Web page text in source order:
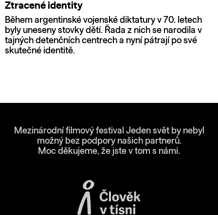
Ztracené identity
Během argentinské vojenské diktatury v 70. letech
byly uneseny stovky dětí. Řada z nich se narodila v
tajných detenčních centrech a nyní pátrají po své
skutečné identitě.
Mezinárodní filmový festival Jeden svět by nebyl
možný bez podpory našich partnerů.
Moc děkujeme, že jste v tom s námi.